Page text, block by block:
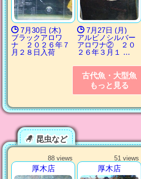
7月30日 (木)
ブラックアロワ
ナ ２０２６年７
月２８日入荷
7月27日 (月)
アルビノシルバー
アロワナ② ２０
２６年３月１ …
古代魚・大型魚
もっと見る
昆虫など
88 views
厚木店
51 views
厚木店